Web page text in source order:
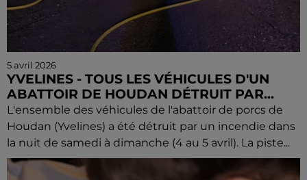
5 avril 2026
YVELINES - TOUS LES VÉHICULES D'UN
ABATTOIR DE HOUDAN DÉTRUIT PAR...
L'ensemble des véhicules de l'abattoir de porcs de
Houdan (Yvelines) a été détruit par un incendie dans
la nuit de samedi à dimanche (4 au 5 avril). La piste...